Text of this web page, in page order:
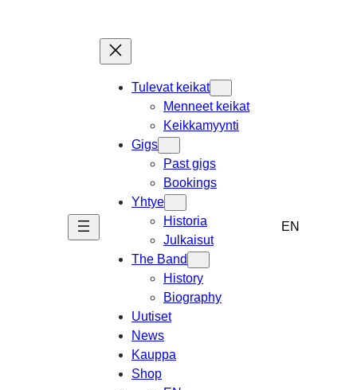
Tulevat keikat
Menneet keikat
Keikkamyynti
Gigs
Past gigs
Bookings
Yhtye
Historia
Julkaisut
The Band
History
Biography
Uutiset
News
Kauppa
Shop
EN